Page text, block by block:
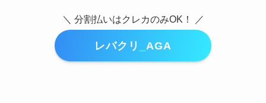
＼ 分割払いはクレカのみOK！ ／
レバクリ_AGA